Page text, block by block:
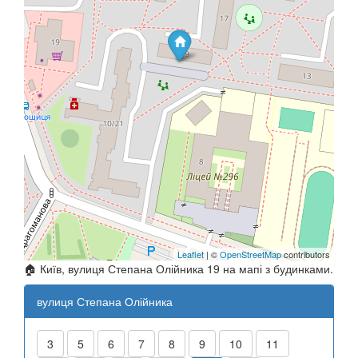
Leaflet | ©OpenStreetMapcontributors
🏠 Київ, вулиця Степана Олійника 19 на мапі з будинками.
вулиця Степана Олійника
3 5 6 7 8 9 10 11